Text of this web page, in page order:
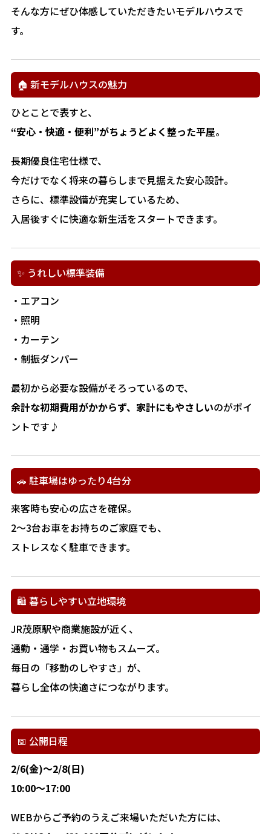
そんな方にぜひ体感していただきたいモデルハウスで
す。
🏠 新モデルハウスの魅力
ひとことで表すと、
“安心・快適・便利”がちょうどよく整った平屋。
長期優良住宅仕様で、
今だけでなく将来の暮らしまで見据えた安心設計。
さらに、標準設備が充実しているため、
入居後すぐに快適な新生活をスタートできます。
✨ うれしい標準装備
・エアコン
・照明
・カーテン
・制振ダンパー
最初から必要な設備がそろっているので、
余計な初期費用がかからず、家計にもやさしいのがポイ
ントです♪
🚗 駐車場はゆったり4台分
来客時も安心の広さを確保。
2～3台お車をお持ちのご家庭でも、
ストレスなく駐車できます。
🛍️ 暮らしやすい立地環境
JR茂原駅や商業施設が近く、
通勤・通学・お買い物もスムーズ。
毎日の「移動のしやすさ」が、
暮らし全体の快適さにつながります。
📅 公開日程
2/6(金)～2/8(日)
10:00～17:00
WEBからご予約のうえご来場いただいた方には、